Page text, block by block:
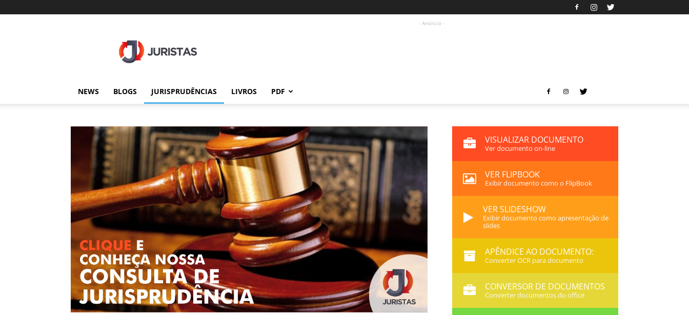
- Anúncio -
NEWS BLOGS JURISPRUDÊNCIAS LIVROS PDF
VISUALIZAR DOCUMENTO
Ver documento on-line
VER FLIPBOOK
Exibir documento como o FlipBook
VER SLIDESHOW
Exibir documento como apresentação de
slides
APÊNDICE AO DOCUMENTO:
Converter OCR para documento
CONVERSOR DE DOCUMENTOS
Converter documentos do office